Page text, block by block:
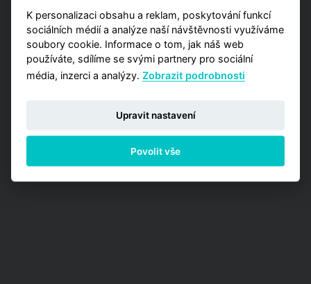
K personalizaci obsahu a reklam, poskytování funkcí
sociálních médií a analýze naší návštěvnosti využíváme
soubory cookie. Informace o tom, jak náš web
používáte, sdílíme se svými partnery pro sociální
média, inzerci a analýzy.Zobrazit podrobnosti
Upravit nastavení
Povolit vše